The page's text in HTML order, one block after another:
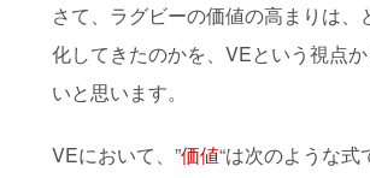
さて、ラグビーの価値の高まりは、
化してきたのかを、VEという視点
いと思います。
VEにおいて、”価値“は次のような式